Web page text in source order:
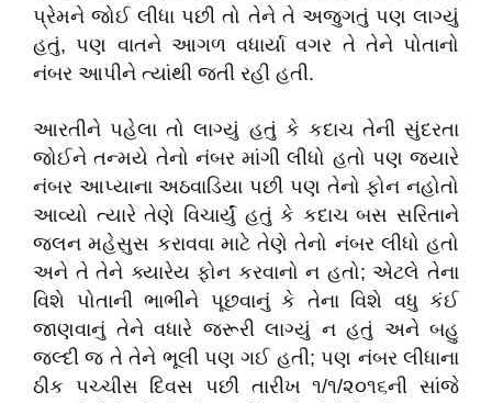
પ્રેમને જોઈ લીધા પછી તો તેને તે અજુગતું પણ લાગ્યું
હતું, પણ વાતને આગળ વધાર્યા વગર તે તેને પોતાનો
નંબર આપીને ત્યાંથી જતી રહી હતી.
આરતીને પહેલા તો લાગ્યું હતું કે કદાચ તેની સુંદરતા
જોઈને તન્મયે તેનો નંબર માંગી લીધો હતો પણ જ્યારે
નંબર આપ્યાના અઠવાડિયા પછી પણ તેનો ફોન નહોતો
આવ્યો ત્યારે તેણે વિચાર્યું હતું કે કદાચ બસ સરિતાને
જલન મહેસુસ કરાવવા માટે તેણે તેનો નંબર લીધો હતો
અને તે તેને ક્યારેય ફોન કરવાનો ન હતો; એટલે તેના
વિશે પોતાની ભાભીને પૂછવાનું કે તેના વિશે વધુ કંઈ
જાણવાનું તેને વધારે જરૂરી લાગ્યું ન હતું અને બહુ
જલ્દી જ તે તેને ભૂલી પણ ગઈ હતી; પણ નંબર લીધાના
ઠીક પચ્ચીસ દિવસ પછી તારીખ ૧/૧/૨૦૧૬ની સાંજે